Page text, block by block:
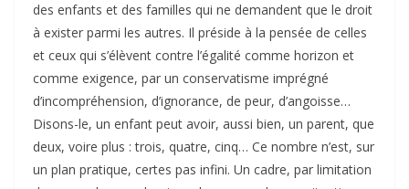
des enfants et des familles qui ne demandent que le droit
à exister parmi les autres. Il préside à la pensée de celles
et ceux qui s’élèvent contre l’égalité comme horizon et
comme exigence, par un conservatisme imprégné
d’incompréhension, d’ignorance, de peur, d’angoisse…
Disons-le, un enfant peut avoir, aussi bien, un parent, que
deux, voire plus : trois, quatre, cinq… Ce nombre n’est, sur
un plan pratique, certes pas infini. Un cadre, par limitation